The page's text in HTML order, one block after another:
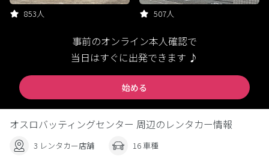
853人 507人
事前のオンライン本人確認で
当日はすぐに出発できます ♪
始める
オスロバッティングセンター 周辺のレンタカー情報
3 レンタカー店舗 16 車種